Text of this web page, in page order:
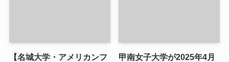
【名城大学・アメリカンフ
甲南女子大学が2025年4月